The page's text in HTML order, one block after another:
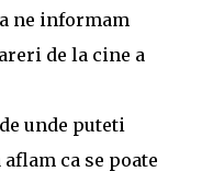
ne informam
de la cine a
unde puteti
ca se poate